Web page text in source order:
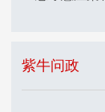
紫牛问政